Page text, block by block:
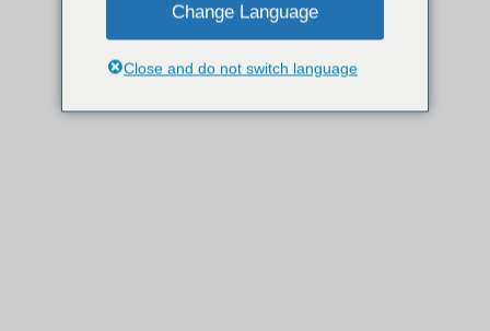
Change Language
Close and do not switch language